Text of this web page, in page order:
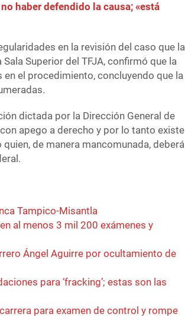
haber defendido la causa; «está
en la revisión del caso que la
Superior del TFJA, confirmó que la
el procedimiento, concluyendo que la
dictada por la Dirección General de
apego a derecho y por lo tanto existe
de manera mancomunada, deberá
Tampico-Misantla
al menos 3 mil 200 exámenes y
Ángel Aguirre por ocultamiento de
para ‘fracking’; estas son las
para examen de control y rompe